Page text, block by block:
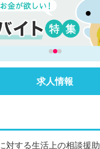
求人情報
対する生活上の相談援助